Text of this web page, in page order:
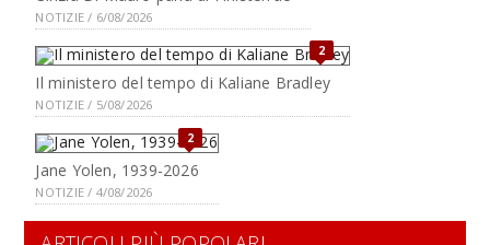
NOTIZIE / 6/08/2026
2
Il ministero del tempo di Kaliane Bradley
NOTIZIE / 5/08/2026
2
Jane Yolen, 1939-2026
NOTIZIE / 4/08/2026